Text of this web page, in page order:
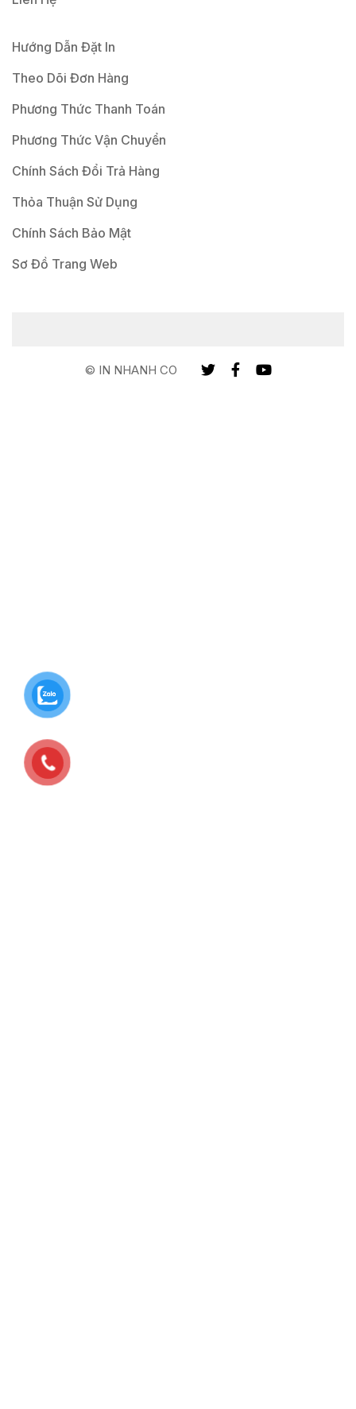
Hướng Dẫn Đặt In
Theo Dõi Đơn Hàng
Phương Thức Thanh Toán
Phương Thức Vận Chuyển
Chính Sách Đổi Trả Hàng
Thỏa Thuận Sử Dụng
Chính Sách Bảo Mật
Sơ Đồ Trang Web
© IN NHANH CO